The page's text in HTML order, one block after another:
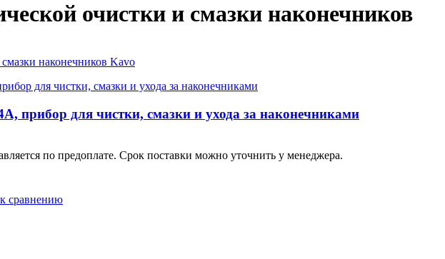
очистки и смазки наконечников
прибор для чистки, смазки и ухода за наконечниками
по предоплате. Срок поставки можно уточнить у менеджера.
сравнению